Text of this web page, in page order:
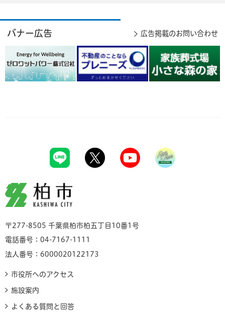
バナー広告 広告掲載のお問い合わせ
柏市
〒277-8505 千葉県柏市柏五丁目10番1号
電話番号：04-7167-1111
法人番号：6000020122173
市役所へのアクセス
施設案内
よくある質問と回答